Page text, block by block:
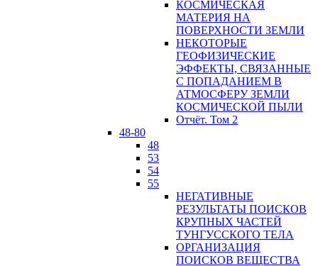
КОСМИЧЕСКАЯ
МАТЕРИЯ НА
ПОВЕРХНОСТИ ЗЕМЛИ
НЕКОТОРЫЕ
ГЕОФИЗИЧЕСКИЕ
ЭФФЕКТЫ, СВЯЗАННЫЕ
С ПОПАДАНИЕМ В
АТМОСФЕРУ ЗЕМЛИ
КОСМИЧЕСКОЙ ПЫЛИ
Отчёт. Том 2
48-80
48
53
54
55
НЕГАТИВНЫЕ
РЕЗУЛЬТАТЫ ПОИСКОВ
КРУПНЫХ ЧАСТЕЙ
ТУНГУССКОГО ТЕЛА
ОРГАНИЗАЦИЯ
ПОИСКОВ ВЕЩЕСТВА